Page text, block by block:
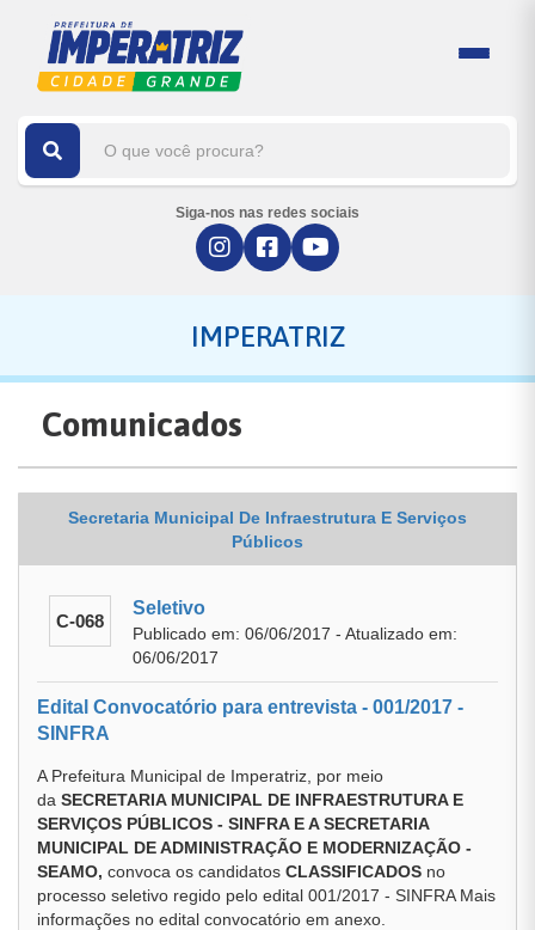
Siga-nos nas redes sociais
IMPERATRIZ
Comunicados
Secretaria Municipal De Infraestrutura E Serviços
Públicos
C-068
Seletivo
Publicado em: 06/06/2017 - Atualizado em:
06/06/2017
Edital Convocatório para entrevista - 001/2017 -
SINFRA
A Prefeitura Municipal de Imperatriz, por meio
da SECRETARIA MUNICIPAL DE INFRAESTRUTURA E
SERVIÇOS PÚBLICOS - SINFRA E A SECRETARIA
MUNICIPAL DE ADMINISTRAÇÃO E MODERNIZAÇÃO -
SEAMO, convoca os candidatos CLASSIFICADOS no
processo seletivo regido pelo edital 001/2017 - SINFRA Mais
informações no edital convocatório em anexo.